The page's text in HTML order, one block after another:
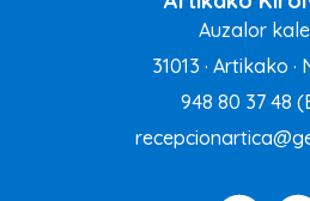
Auzalor
31013 · Artikako
948 80 37 48